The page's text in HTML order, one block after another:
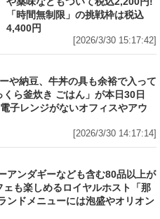
フード
自慢のそばが食べ放題! 和食麺処
(火)開催～大海老天などの天ぷら
や薬味などもついて税込2,200円!
4,400円
[2026/3/30 15:17:42]